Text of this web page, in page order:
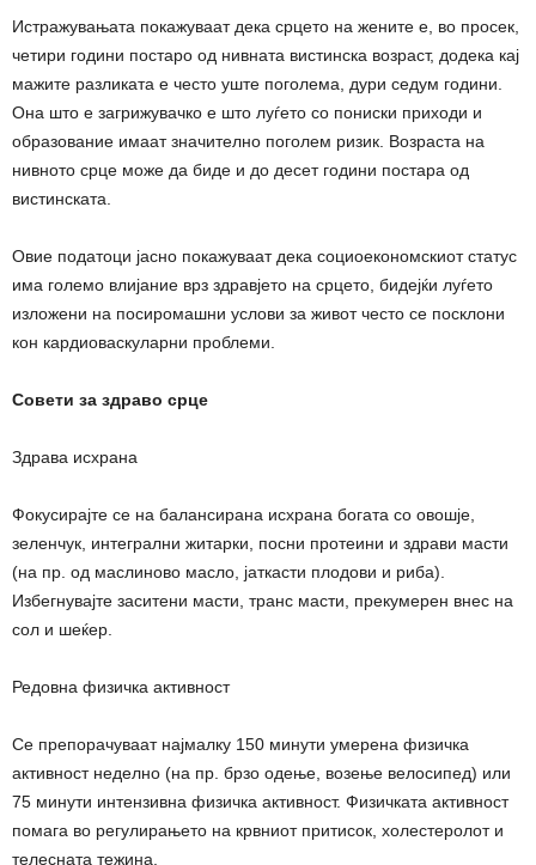
Истражувањата покажуваат дека срцето на жените е, во просек,
четири години постаро од нивната вистинска возраст, додека кај
мажите разликата е често уште поголема, дури седум години.
Она што е загрижувачко е што луѓето со пониски приходи и
образование имаат значително поголем ризик. Возраста на
нивното срце може да биде и до десет години постара од
вистинската.
Овие податоци јасно покажуваат дека социоекономскиот статус
има големо влијание врз здравјето на срцето, бидејќи луѓето
изложени на посиромашни услови за живот често се посклони
кон кардиоваскуларни проблеми.
Совети за здраво срце
Здрава исхрана
Фокусирајте се на балансирана исхрана богата со овошје,
зеленчук, интегрални житарки, посни протеини и здрави масти
(на пр. од маслиново масло, јаткасти плодови и риба).
Избегнувајте заситени масти, транс масти, прекумерен внес на
сол и шеќер.
Редовна физичка активност
Се препорачуваат најмалку 150 минути умерена физичка
активност неделно (на пр. брзо одење, возење велосипед) или
75 минути интензивна физичка активност. Физичката активност
помага во регулирањето на крвниот притисок, холестеролот и
телесната тежина.